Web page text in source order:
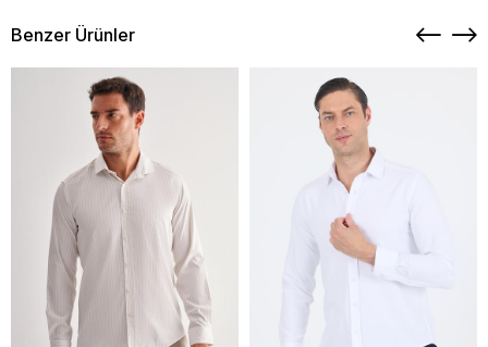
Benzer Ürünler